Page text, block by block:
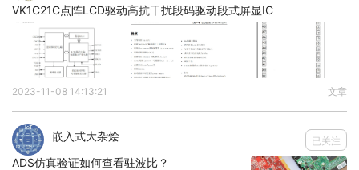
原谅我不想去下载个新的器件参数了
所以就直接用模板中所提供的器件参数进行仿真
（AT310113C.s2p）了。
VK1C21C点阵LCD驱动高抗干扰段码驱动段式屏显IC
2023-11-08 14:13:21 文章
嵌入式大杂烩 已关注
ADS仿真验证如何查看驻波比？